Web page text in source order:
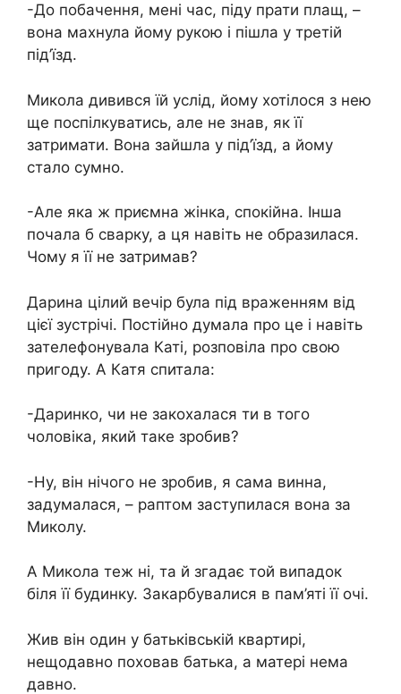
-До побачення, мені час, піду прати плащ, –
вона махнула йому рукою і пішла у третій
під’їзд.
Микола дивився їй услід, йому хотілося з нею
ще поспілкуватись, але не знав, як її
затримати. Вона зайшла у під’їзд, а йому
стало сумно.
-Але яка ж приємна жінка, спокійна. Інша
почала б сварку, а ця навіть не образилася.
Чому я її не затримав?
Дарина цілий вечір була під враженням від
цієї зустрічі. Постійно думала про це і навіть
зателефонувала Каті, розповіла про свою
пригоду. А Катя спитала:
-Даринко, чи не закохалася ти в того
чоловіка, який таке зробив?
-Ну, він нічого не зробив, я сама винна,
задумалася, – раптом заступилася вона за
Миколу.
А Микола теж ні, та й згадає той випадок
біля її будинку. Закарбувалися в пам’яті її очі.
Жив він один у батьківській квартирі,
нещодавно поховав батька, а матері нема
давно.